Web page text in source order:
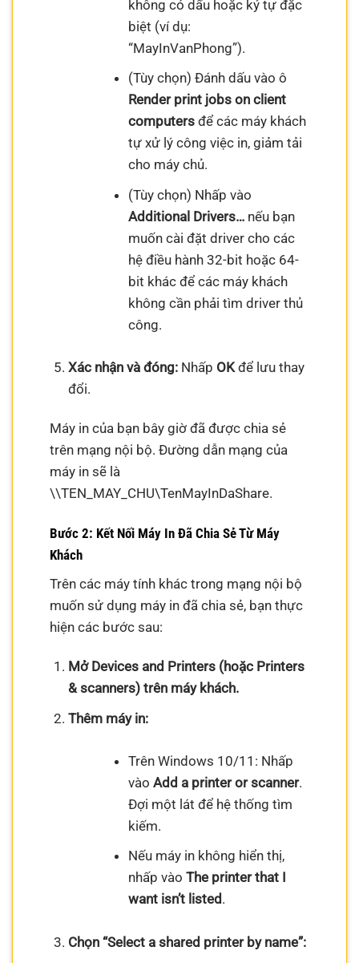
không có dấu hoặc ký tự đặc
biệt (ví dụ:
“MayInVanPhong”).
(Tùy chọn) Đánh dấu vào ô
Render print jobs on client
computersđể các máy khách
tự xử lý công việc in, giảm tải
cho máy chủ.
(Tùy chọn) Nhấp vào
Additional Drivers…nếu bạn
muốn cài đặt driver cho các
hệ điều hành 32-bit hoặc 64-
bit khác để các máy khách
không cần phải tìm driver thủ
công.
Xác nhận và đóng:Nhấp OKđể lưu thay
đổi.
Máy in của bạn bây giờ đã được chia sẻ
trên mạng nội bộ. Đường dẫn mạng của
máy in sẽ là
\\TEN_MAY_CHU\TenMayInDaShare.
Bước 2: Kết Nối Máy In Đã Chia Sẻ Từ Máy
Khách
Trên các máy tính khác trong mạng nội bộ
muốn sử dụng máy in đã chia sẻ, bạn thực
hiện các bước sau:
Mở Devices and Printers (hoặc Printers
& scanners) trên máy khách.
Thêm máy in:
Trên Windows 10/11: Nhấp
vào Add a printer or scanner.
Đợi một lát để hệ thống tìm
kiếm.
Nếu máy in không hiển thị,
nhấp vào The printer that I
want isn’t listed .
Chọn “Select a shared printer by name”: